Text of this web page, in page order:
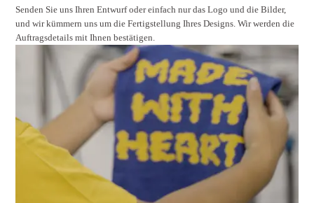
Senden Sie uns Ihren Entwurf oder einfach nur das Logo und die Bilder,
und wir kümmern uns um die Fertigstellung Ihres Designs. Wir werden die
Auftragsdetails mit Ihnen bestätigen.